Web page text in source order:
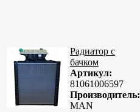
Радиатор с
бачком
Артикул:
81061006597
Производитель:
MAN